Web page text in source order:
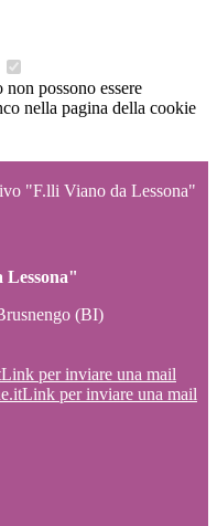
possono essere
nella pagina della cookie
"F.lli Viano da Lessona"
Lessona"
(BI)
Link per inviare una mail
Link per inviare una mail